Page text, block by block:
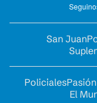
San Juan
Policiales
El